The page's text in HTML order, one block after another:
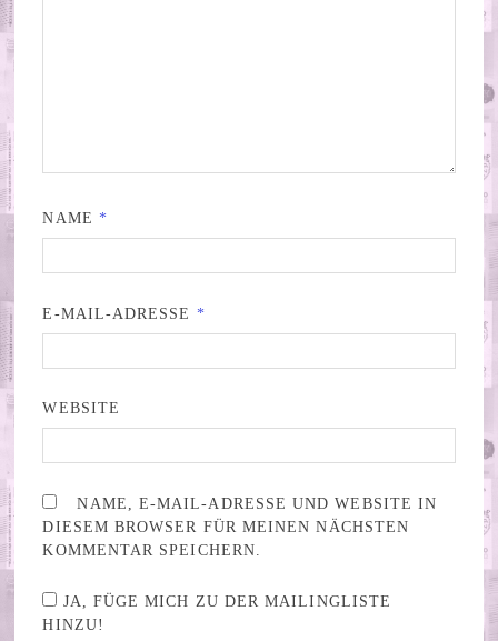
NAME *
E-MAIL-ADRESSE *
WEBSITE
NAME, E-MAIL-ADRESSE UND WEBSITE IN
DIESEM BROWSER FÜR MEINEN NÄCHSTEN
KOMMENTAR SPEICHERN.
JA, FÜGE MICH ZU DER MAILINGLISTE
HINZU!